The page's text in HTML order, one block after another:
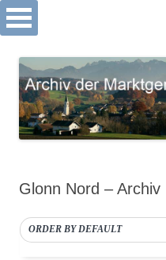
Archiv Markt
Glonn Nord –
ORDER BY DEFAULT